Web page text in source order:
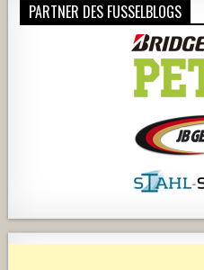
PARTNER DES FUSSELBLOGS